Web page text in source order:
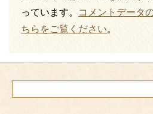
っています。
コメントデータ
ちらをご覧ください。